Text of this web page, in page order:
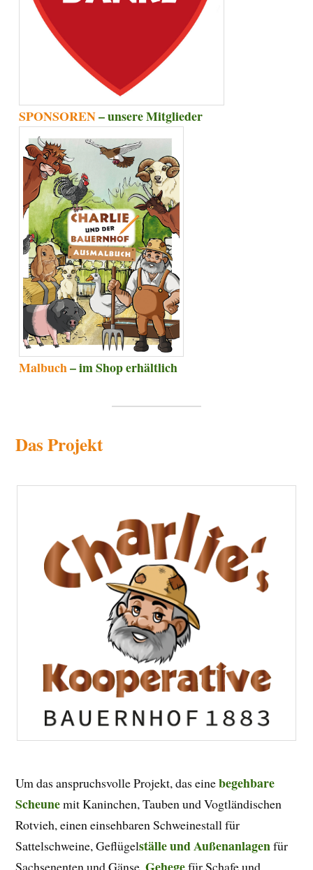
SPONSOREN– unsere Mitglieder
Malbuch– im Shop erhältlich
Das Projekt
Um das anspruchsvolle Projekt, das einebegehbare
Scheunemit Kaninchen, Tauben und Vogtländischen
Rotvieh, einen einsehbaren Schweinestall für
Sattelschweine,Geflügelställe und Außenanlagenfür
Sachsenenten und Gänse,Gehegefür Schafe und